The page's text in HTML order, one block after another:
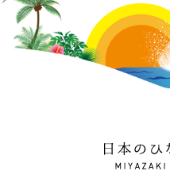
日本のひな
MIYAZAKI